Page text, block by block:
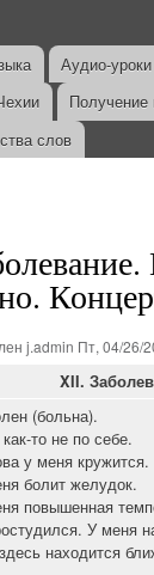
Аудио-уроки
слов
j.admin Пт, 04/26/
XII.
(больна).
то не по себе.
у меня кружится.
болит желудок.
повышенная
У меня
находится